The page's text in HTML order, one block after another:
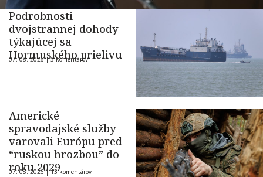
Podrobnosti
dvojstrannej dohody
týkajúcej sa
Hormuského prielivu
07. 08. 2026 |5 komentárov
Americké
spravodajské služby
varovali Európu pred
“ruskou hrozbou” do
roku 2029
07. 08. 2026 |13 komentárov